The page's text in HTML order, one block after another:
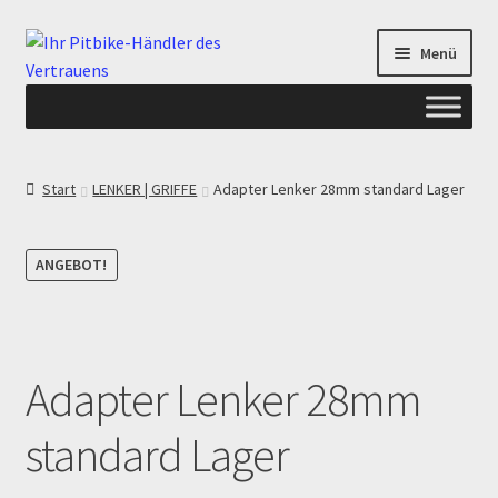
Zur
Navigation
Zum
Inhalt
Menü
Checkout
Devolución
Echtheit von Bewertungen
Start LENKER | GRIFFE Adapter Lenker 28mm standard Lager
ANGEBOT!
Adapter Lenker 28mm
standard Lager